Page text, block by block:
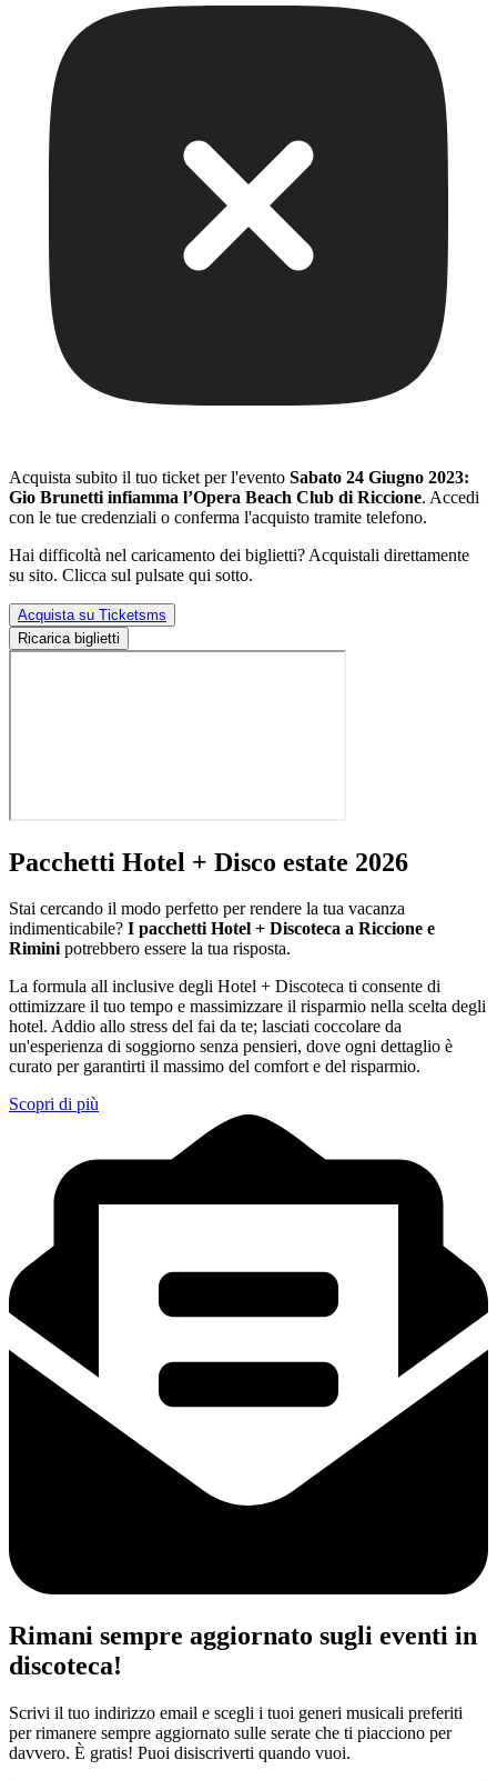
Acquista subito il tuo ticket per l'evento Sabato 24 Giugno 2023:
Gio Brunetti infiamma l’Opera Beach Club di Riccione. Accedi
con le tue credenziali o conferma l'acquisto tramite telefono.
Hai difficoltà nel caricamento dei biglietti? Acquistali direttamente
su sito. Clicca sul pulsate qui sotto.
Acquista su Ticketsms
Ricarica biglietti
Pacchetti Hotel + Disco estate 2026
Stai cercando il modo perfetto per rendere la tua vacanza
indimenticabile? I pacchetti Hotel + Discoteca a Riccione e
Riminipotrebbero essere la tua risposta.
La formula all inclusive degli Hotel + Discoteca ti consente di
ottimizzare il tuo tempo e massimizzare il risparmio nella scelta degli
hotel. Addio allo stress del fai da te; lasciati coccolare da
un'esperienza di soggiorno senza pensieri, dove ogni dettaglio è
curato per garantirti il massimo del comfort e del risparmio.
Scopri di più
Rimani sempre aggiornato sugli eventi in
discoteca!
Scrivi il tuo indirizzo email e scegli i tuoi generi musicali preferiti
per rimanere sempre aggiornato sulle serate che ti piacciono per
davvero. È gratis! Puoi disiscriverti quando vuoi.